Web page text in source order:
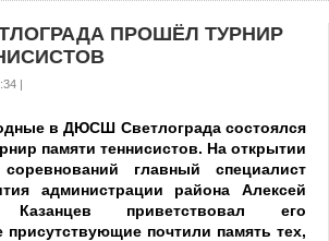
ПРОШЁЛ ТУРНИР
|
в ДЮСШ Светлограда состоялся
памяти теннисистов. На открытии
главный специалист
администрации района Алексей
Казанцев приветствовал его
присутствующие почтили память тех,